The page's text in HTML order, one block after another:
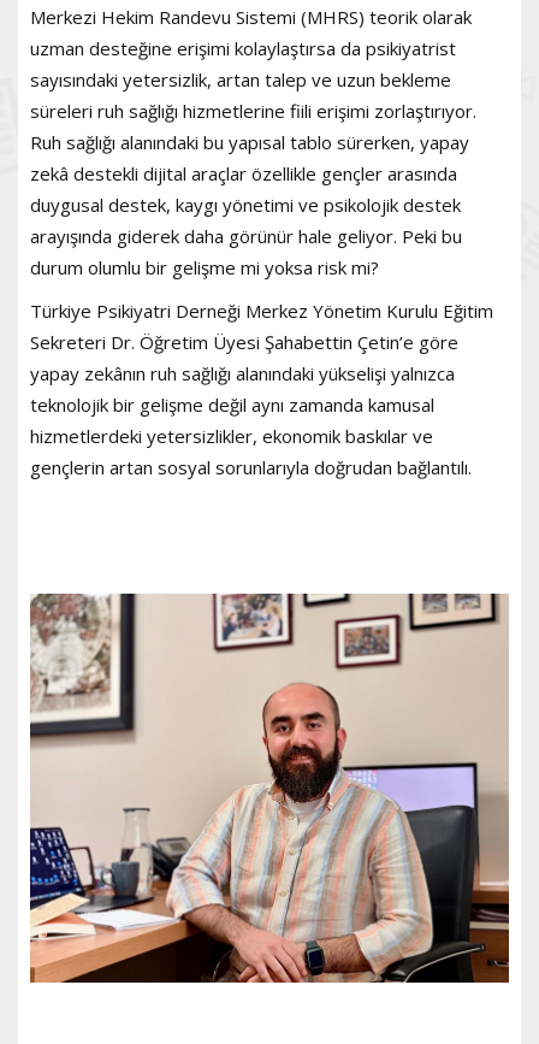
Merkezi Hekim Randevu Sistemi (MHRS) teorik olarak
uzman desteğine erişimi kolaylaştırsa da psikiyatrist
sayısındaki yetersizlik, artan talep ve uzun bekleme
süreleri ruh sağlığı hizmetlerine fiili erişimi zorlaştırıyor.
Ruh sağlığı alanındaki bu yapısal tablo sürerken, yapay
zekâ destekli dijital araçlar özellikle gençler arasında
duygusal destek, kaygı yönetimi ve psikolojik destek
arayışında giderek daha görünür hale geliyor. Peki bu
durum olumlu bir gelişme mi yoksa risk mi?
Türkiye Psikiyatri Derneği Merkez Yönetim Kurulu Eğitim
Sekreteri Dr. Öğretim Üyesi Şahabettin Çetin’e göre
yapay zekânın ruh sağlığı alanındaki yükselişi yalnızca
teknolojik bir gelişme değil aynı zamanda kamusal
hizmetlerdeki yetersizlikler, ekonomik baskılar ve
gençlerin artan sosyal sorunlarıyla doğrudan bağlantılı.